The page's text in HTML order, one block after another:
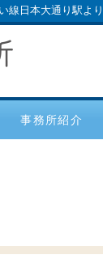
線日本大通り駅よ
事務所紹介